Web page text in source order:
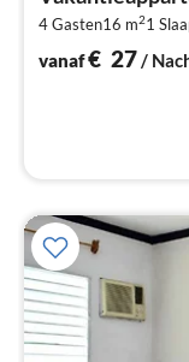
4 Gasten16 m21
vanaf€ 27/